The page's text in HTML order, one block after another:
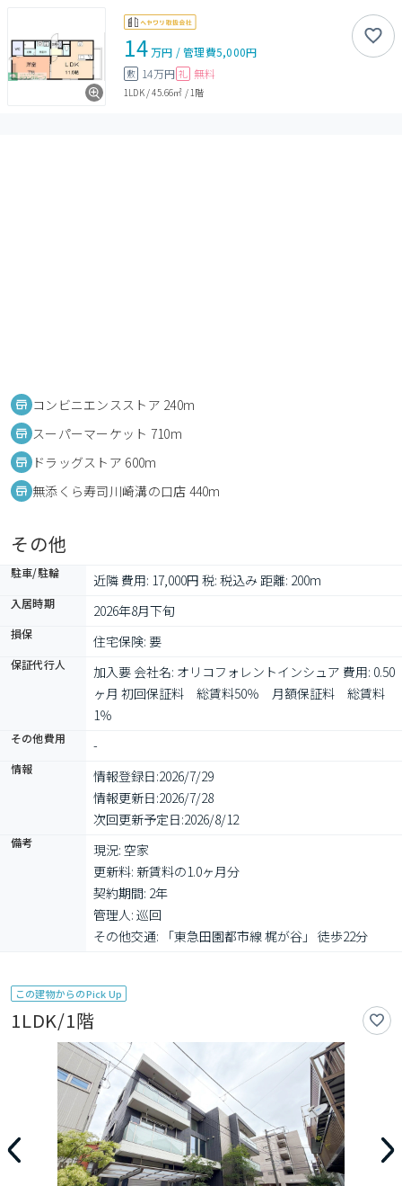
14万円 /管理費5,000円
敷 14万円 礼 無料
1LDK/45.66㎡ /1階
コンビニエンスストア 240m
スーパーマーケット 710m
ドラッグストア 600m
無添くら寿司川崎溝の口店 440m
その他
駐車/駐輪 近隣 費用: 17,000円 税: 税込み 距離: 200m
入居時期 2026年8月下旬
損保 住宅保険: 要
保証代行人
加入要 会社名: オリコフォレントインシュア 費用: 0.50
ヶ月 初回保証料　総賃料50％　月額保証料　総賃料
1％
その他費用 -
情報 情報登録日:2026/7/29
情報更新日:2026/7/28
次回更新予定日:2026/8/12
備考
現況: 空家
更新料: 新賃料の1.0ヶ月分
契約期間: 2年
管理人: 巡回
その他交通: 「東急田園都市線 梶が谷」 徒歩22分
この建物からのPick Up
1LDK/1階